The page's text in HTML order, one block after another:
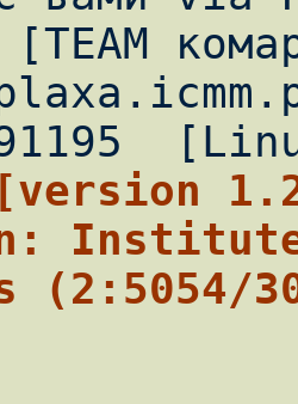
[TEAM
(2:5054/